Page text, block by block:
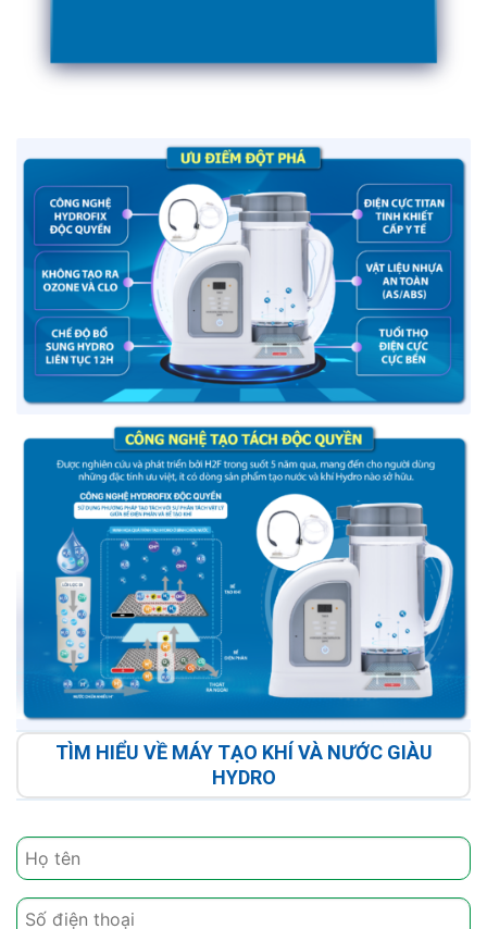
TÌM HIỂU VỀ MÁY TẠO KHÍ VÀ NƯỚC GIÀU
HYDRO